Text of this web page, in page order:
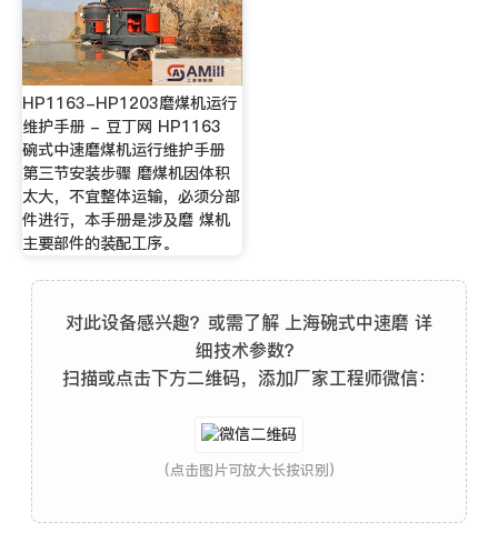
HP1163-HP1203磨煤机运行
维护手册 - 豆丁网 HP1163
碗式中速磨煤机运行维护手册
第三节安装步骤 磨煤机因体积
太大，不宜整体运输，必须分部
件进行，本手册是涉及磨 煤机
主要部件的装配工序。
对此设备感兴趣？或需了解 上海碗式中速磨 详
细技术参数？
扫描或点击下方二维码，添加厂家工程师微信：
(点击图片可放大长按识别)